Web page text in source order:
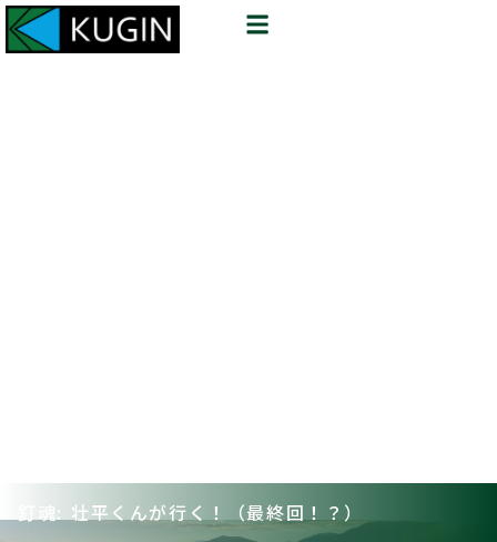
釘魂: 壮平くんが行く！（最終回！？）